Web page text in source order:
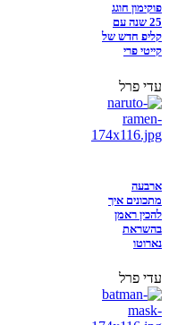
פוקימון חוגג
25 שנה עם
קליפ חדש של
קייטי פרי
עדי פרל
ארבעה
מתכונים איך
להכין ראמן
בהשראת
נארוטו
עדי פרל